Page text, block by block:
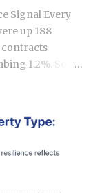
A shorter
Signal Every
up 188
contracts
1.2%. So
money
9:30 a.m.
are E-mini
all traded on